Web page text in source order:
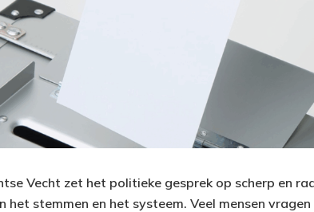
Vecht zet het politieke gesprek op scherp en
het stemmen en het systeem. Veel mensen